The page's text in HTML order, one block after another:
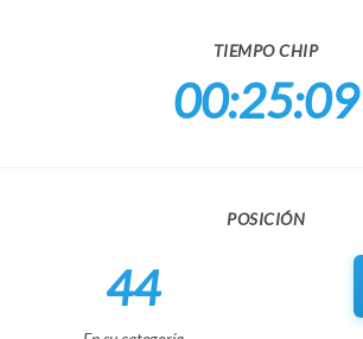
TIEMPO CHIP
00:25:09
POSICIÓN
44